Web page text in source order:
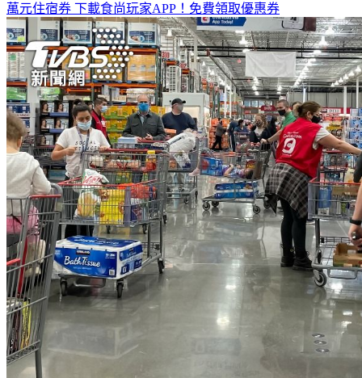
萬元住宿券 下載食尚玩家APP！免費領取優惠券